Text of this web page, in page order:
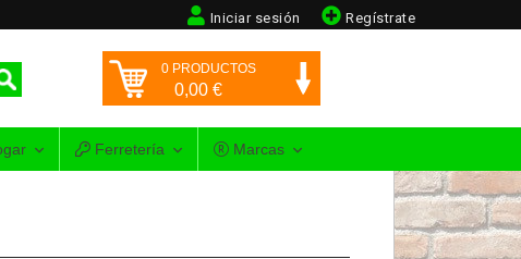
Regístrate
Iniciar sesión
0 PRODUCTOS
0,00 €
Ferretería Marcas